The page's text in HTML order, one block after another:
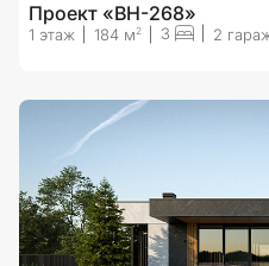
Проект «BH-268»
1 этаж 184 м 2 3 2